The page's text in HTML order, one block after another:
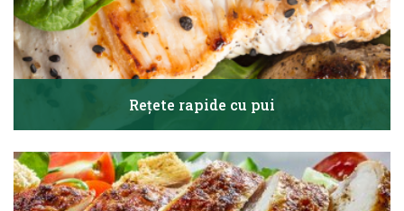
Rețete rapide cu pui